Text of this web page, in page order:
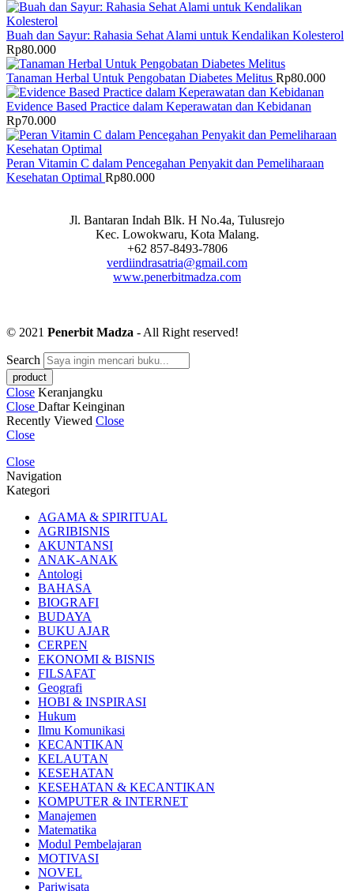
Buah dan Sayur: Rahasia Sehat Alami untuk Kendalikan Kolesterol
Rp80.000
Tanaman Herbal Untuk Pengobatan Diabetes Melitus Rp80.000
Evidence Based Practice dalam Keperawatan dan Kebidanan
Rp70.000
Peran Vitamin C dalam Pencegahan Penyakit dan Pemeliharaan
Kesehatan Optimal Rp80.000
Jl. Bantaran Indah Blk. H No.4a, Tulusrejo
Kec. Lowokwaru, Kota Malang.
+62 857-8493-7806
verdiindrasatria@gmail.com
www.penerbitmadza.com
© 2021 Penerbit Madza - All Right reserved!
Search
Close Keranjangku
Close Daftar Keinginan
Recently Viewed Close
Close
Close
Navigation
Kategori
AGAMA & SPIRITUAL
AGRIBISNIS
AKUNTANSI
ANAK-ANAK
Antologi
BAHASA
BIOGRAFI
BUDAYA
BUKU AJAR
CERPEN
EKONOMI & BISNIS
FILSAFAT
Geografi
HOBI & INSPIRASI
Hukum
Ilmu Komunikasi
KECANTIKAN
KELAUTAN
KESEHATAN
KESEHATAN & KECANTIKAN
KOMPUTER & INTERNET
Manajemen
Matematika
Modul Pembelajaran
MOTIVASI
NOVEL
Pariwisata